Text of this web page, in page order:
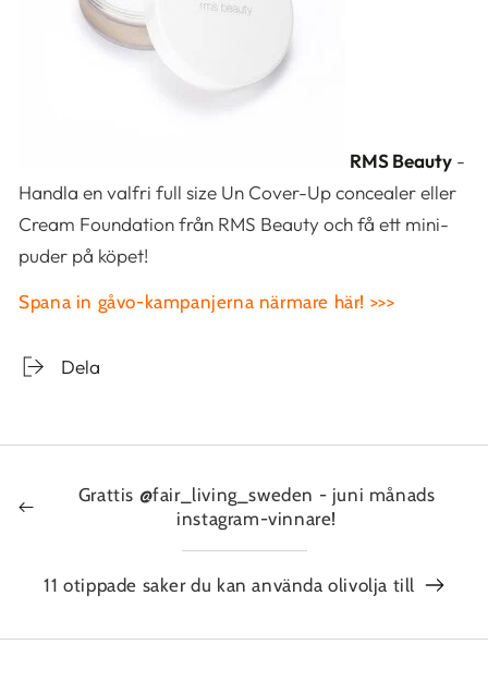
RMS Beauty -
Handla en valfri full size Un Cover-Up concealer eller
Cream Foundation från RMS Beauty och få ett mini-
puder på köpet!
Spana in gåvo-kampanjerna närmare här! >>>
Dela
Grattis @fair_living_sweden - juni månads
instagram-vinnare!
11 otippade saker du kan använda olivolja till